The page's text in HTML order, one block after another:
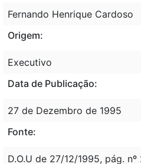
Fernando Henrique Cardoso
Origem:
Executivo
Data de Publicação:
27 de Dezembro de 1995
Fonte:
D.O.U de 27/12/1995, pág. nº